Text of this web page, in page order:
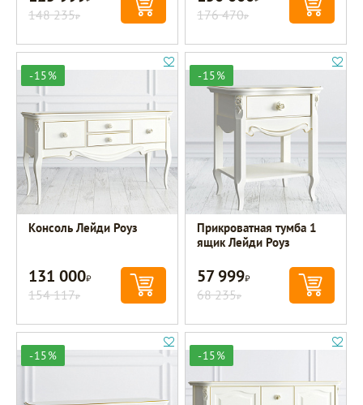
148 235Р 176 470Р
-15%
Консоль Лейди Роуз
131 000Р
154 117Р
-15%
Прикроватная тумба 1
ящик Лейди Роуз
57 999Р
68 235Р
-15% -15%